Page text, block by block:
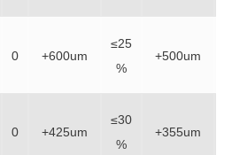
0 +600um
≤25
%
+500um
0 +425um
≤30
%
+355um